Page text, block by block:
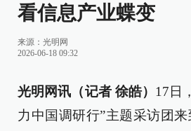
看信息产业蝶变
来源： 光明网
2026-06-18 09:32
光明网讯（记者 徐皓） 17日
力中国调研行”主题采访团来